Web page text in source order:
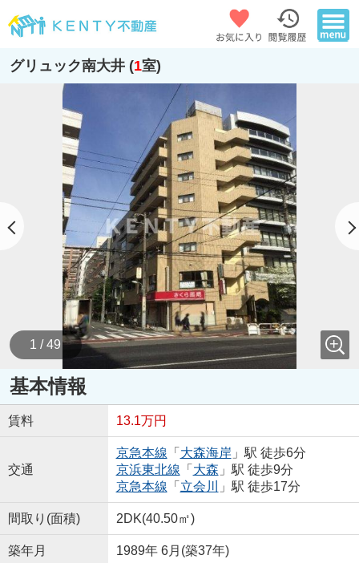
グリュック南大井 (1室)
1 / 49
基本情報
賃料 13.1万円
交通
京急本線 「 大森海岸 」駅 徒歩6分
京浜東北線 「 大森 」駅 徒歩9分
京急本線 「 立会川 」駅 徒歩17分
間取り(面積) 2DK(40.50㎡)
築年月 1989年 6月(築37年)